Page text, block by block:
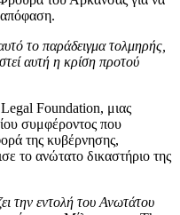
το παράδειγμα τολμηρής,
αυτή η κρίση προτού
Foundation, μιας
συμφέροντος που
της κυβέρνησης,
το ανώτατο δικαστήριο της
την εντολή του Ανωτάτου